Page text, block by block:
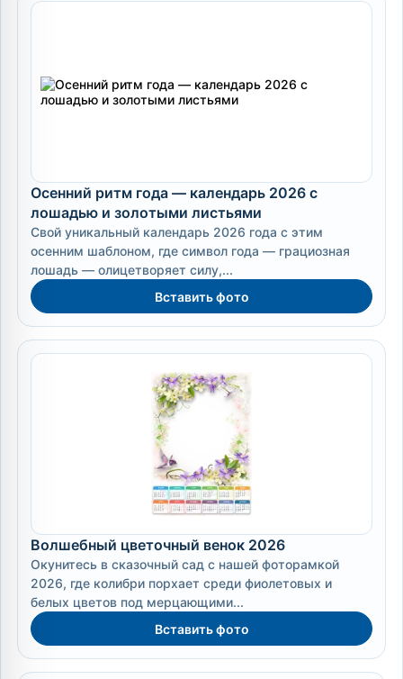
Осенний ритм года — календарь 2026 с
лошадью и золотыми листьями
Свой уникальный календарь 2026 года с этим
осенним шаблоном, где символ года — грациозная
лошадь — олицетворяет силу,...
Вставить фото
Волшебный цветочный венок 2026
Окунитесь в сказочный сад с нашей фоторамкой
2026, где колибри порхает среди фиолетовых и
белых цветов под мерцающими...
Вставить фото